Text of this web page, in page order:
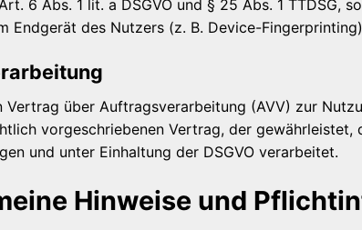
6 Abs. 1 lit. a DSGVO und § 25 Abs. 1
Endgerät des Nutzers (z. B. Device-
Vertrag über Auftragsverarbeitung (AVV) zur
vorgeschriebenen Vertrag, der gewährleistet,
und unter Einhaltung der DSGVO verarbeitet.
Hinweise und